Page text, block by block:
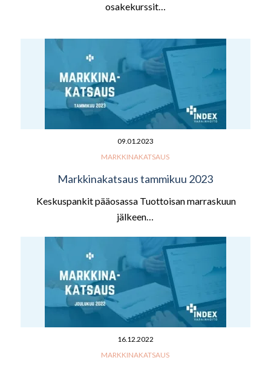
osakekurssit…
09.01.2023
MARKKINAKATSAUS
Markkinakatsaus tammikuu 2023
Keskuspankit pääosassa Tuottoisan marraskuun
jälkeen…
16.12.2022
MARKKINAKATSAUS